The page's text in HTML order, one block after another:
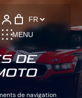
MENU
Language
DE
de navigation